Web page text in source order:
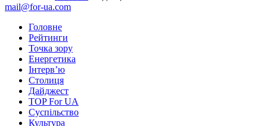
mail@for-ua.com
Головне
Рейтинги
Точка зору
Енергетика
Інтерв’ю
Столиця
Дайджест
TOP For UA
Суспiльство
Культура